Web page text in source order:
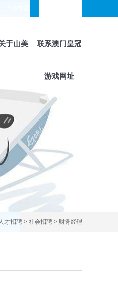
于山美 联系澳门皇冠
游戏网址
才招聘 > 社会招聘 > 财务经理